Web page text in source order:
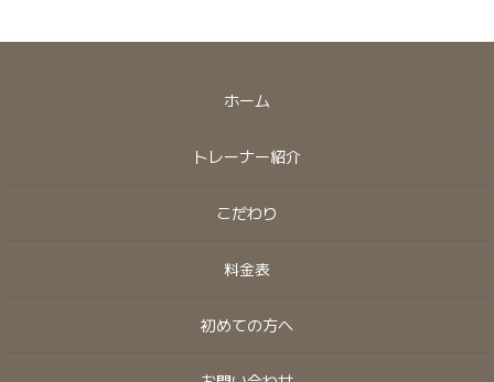
ホーム
トレーナー紹介
こだわり
料金表
初めての方へ